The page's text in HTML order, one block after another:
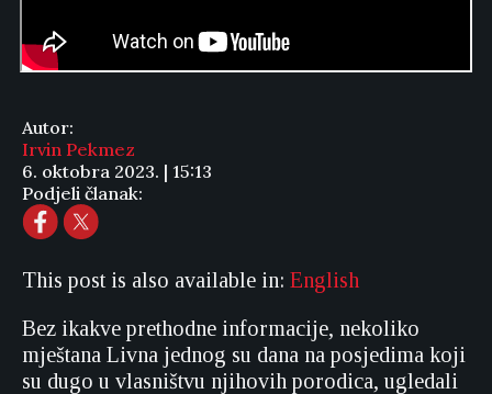
Autor:
Irvin Pekmez
6. oktobra 2023. | 15:13
Podjeli članak:
This post is also available in: English
Bez ikakve prethodne informacije, nekoliko
mještana Livna jednog su dana na posjedima koji
su dugo u vlasništvu njihovih porodica, ugledali